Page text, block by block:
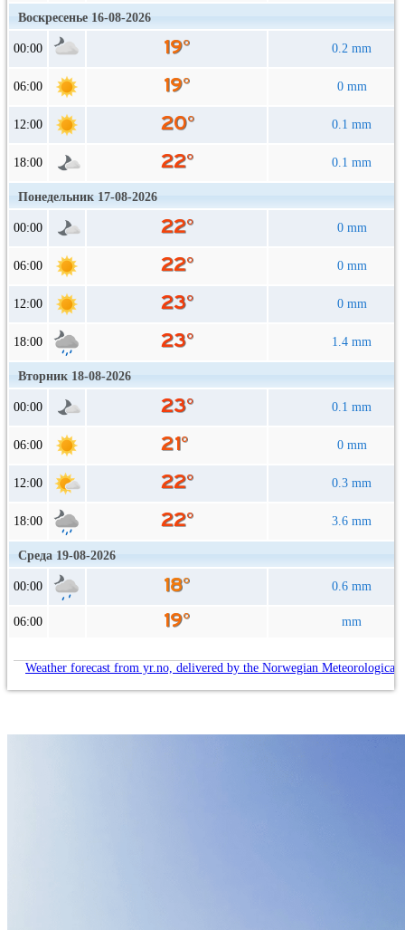
Воскресенье 16-08-2026
00:00 0.2 mm
06:00 0 mm
12:00 0.1 mm
18:00 0.1 mm
Понедельник 17-08-2026
00:00 0 mm
06:00 0 mm
12:00 0 mm
18:00 1.4 mm
Вторник 18-08-2026
00:00 0.1 mm
06:00 0 mm
12:00 0.3 mm
18:00 3.6 mm
Среда 19-08-2026
00:00 0.6 mm
06:00 mm
Weather forecast from yr.no, delivered by the Norwegian Meteorological